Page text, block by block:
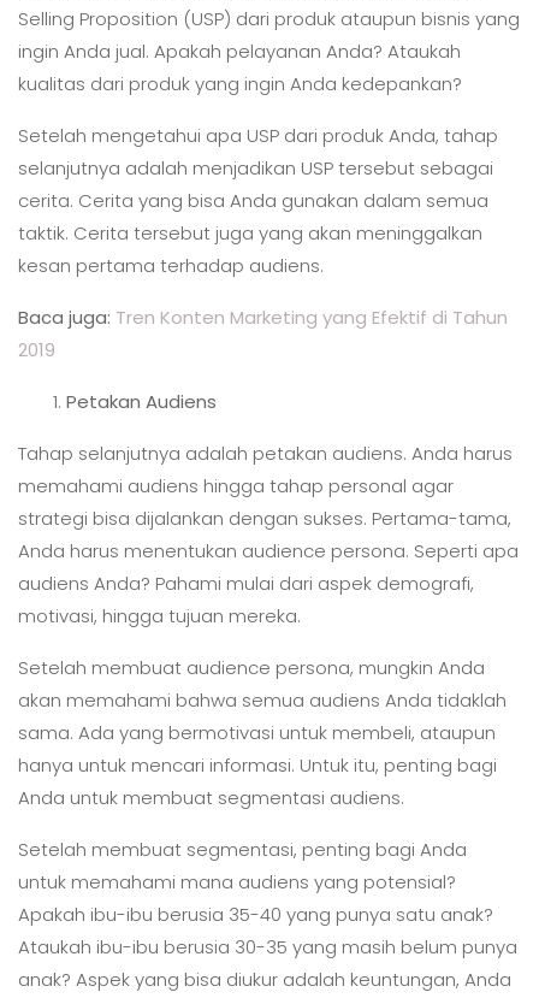
Selling Proposition (USP) dari produk ataupun bisnis yang
ingin Anda jual. Apakah pelayanan Anda? Ataukah
kualitas dari produk yang ingin Anda kedepankan?
Setelah mengetahui apa USP dari produk Anda, tahap
selanjutnya adalah menjadikan USP tersebut sebagai
cerita. Cerita yang bisa Anda gunakan dalam semua
taktik. Cerita tersebut juga yang akan meninggalkan
kesan pertama terhadap audiens.
Baca juga: Tren Konten Marketing yang Efektif di Tahun
2019
Petakan Audiens
Tahap selanjutnya adalah petakan audiens. Anda harus
memahami audiens hingga tahap personal agar
strategi bisa dijalankan dengan sukses. Pertama-tama,
Anda harus menentukan audience persona. Seperti apa
audiens Anda? Pahami mulai dari aspek demografi,
motivasi, hingga tujuan mereka.
Setelah membuat audience persona, mungkin Anda
akan memahami bahwa semua audiens Anda tidaklah
sama. Ada yang bermotivasi untuk membeli, ataupun
hanya untuk mencari informasi. Untuk itu, penting bagi
Anda untuk membuat segmentasi audiens.
Setelah membuat segmentasi, penting bagi Anda
untuk memahami mana audiens yang potensial?
Apakah ibu-ibu berusia 35-40 yang punya satu anak?
Ataukah ibu-ibu berusia 30-35 yang masih belum punya
anak? Aspek yang bisa diukur adalah keuntungan, Anda